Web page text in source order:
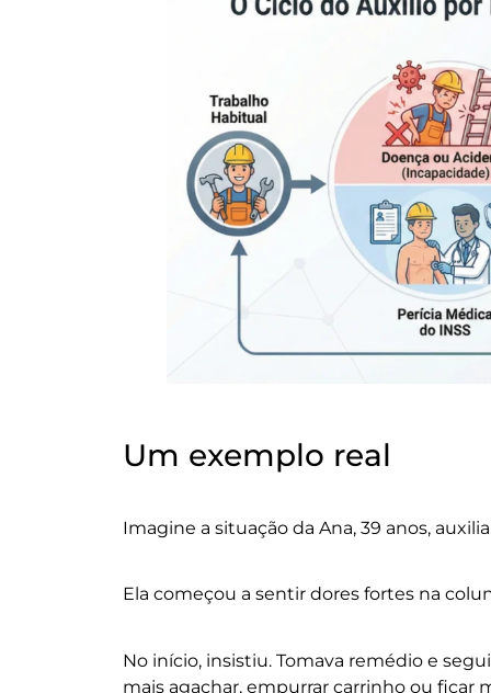
Um exemplo real
Imagine a situação da Ana, 39 anos,
Ela começou a sentir dores fortes na
No início, insistiu. Tomava remédio e
mais agachar, empurrar carrinho ou ficar